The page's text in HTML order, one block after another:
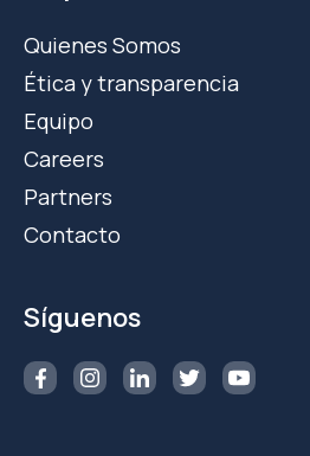
Quienes Somos
Ética y transparencia
Equipo
Careers
Partners
Contacto
Síguenos